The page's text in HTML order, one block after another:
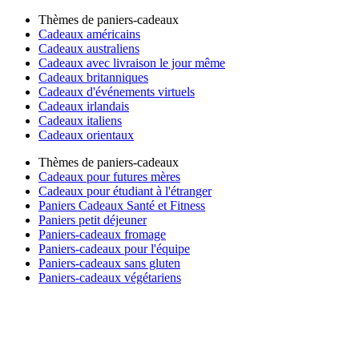
Thèmes de paniers-cadeaux
Cadeaux américains
Cadeaux australiens
Cadeaux avec livraison le jour même
Cadeaux britanniques
Cadeaux d'événements virtuels
Cadeaux irlandais
Cadeaux italiens
Cadeaux orientaux
Thèmes de paniers-cadeaux
Cadeaux pour futures mères
Cadeaux pour étudiant à l'étranger
Paniers Cadeaux Santé et Fitness
Paniers petit déjeuner
Paniers-cadeaux fromage
Paniers-cadeaux pour l'équipe
Paniers-cadeaux sans gluten
Paniers-cadeaux végétariens